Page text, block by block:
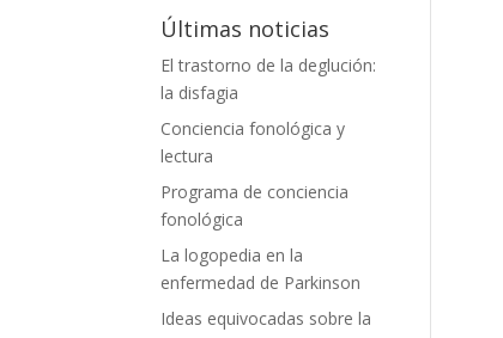
Últimas noticias
El trastorno de la deglución:
la disfagia
Conciencia fonológica y
lectura
Programa de conciencia
fonológica
La logopedia en la
enfermedad de Parkinson
Ideas equivocadas sobre la